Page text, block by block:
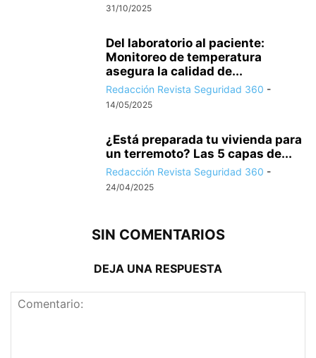
31/10/2025
Del laboratorio al paciente:
Monitoreo de temperatura
asegura la calidad de...
Redacción Revista Seguridad 360 -
14/05/2025
¿Está preparada tu vivienda para
un terremoto? Las 5 capas de...
Redacción Revista Seguridad 360 -
24/04/2025
SIN COMENTARIOS
DEJA UNA RESPUESTA